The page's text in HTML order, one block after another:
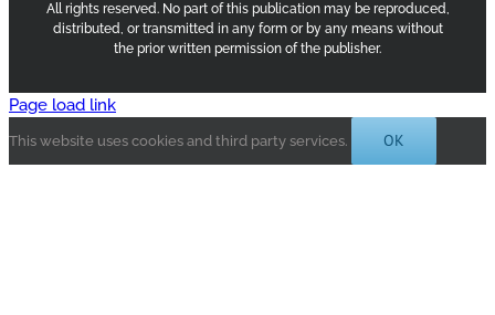
All rights reserved. No part of this publication may be reproduced,
distributed, or transmitted in any form or by any means without
the prior written permission of the publisher.
Page load link
This website uses cookies and third party services. OK